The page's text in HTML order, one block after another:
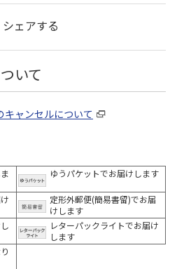
シェアする
いて
キャンセルについて
ゆうパケットでお届けします
定形外郵便(簡易書留)でお届
けします
レターパックライトでお届け
します